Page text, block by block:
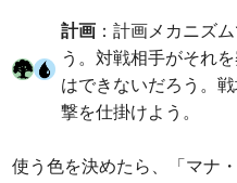
計画 ：計画メカニズ
う。対戦相手がそれ
はできないだろう。
撃を仕掛けよう。
使う色を決めたら、「マナ